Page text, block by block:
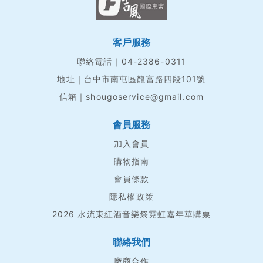
客戶服務
聯絡電話｜04-2386-0311
地址｜台中市南屯區龍富路四段101號
信箱｜shougoservice@gmail.com
會員服務
加入會員
購物指南
會員條款
隱私權政策
2026 水流東紅酒音樂祭霓虹嘉年華購票
聯絡我們
廠商合作